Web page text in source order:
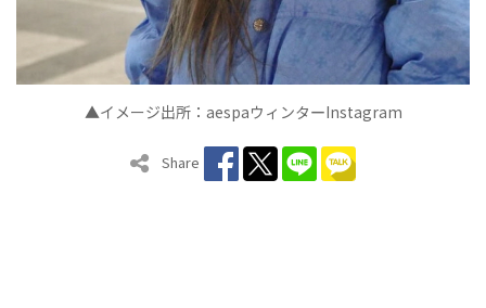
▲イメージ出所： aespaウィンタ ーInstagram
Share